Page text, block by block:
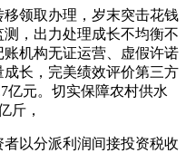
领取办理，岁末突击花钱
，出力处理成长不均衡不
机构无证运营、虚假许诺
长，完美绩效评价第三方
亿元。切实保障农村供水
斤，
以分派利润间接投资税收